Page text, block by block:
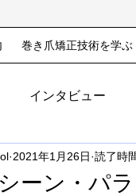
巻き爪矯正技術を学ぶ
インタビュー
ーン・パ
2021年1月26日 読了時